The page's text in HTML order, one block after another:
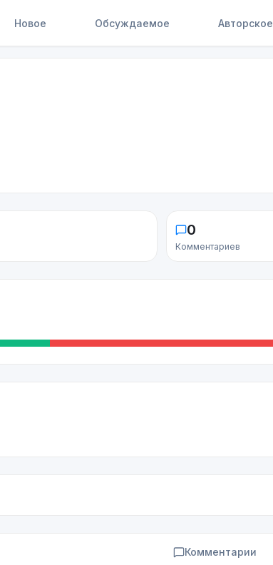
Новое Обсуждаемое Авторское
0
Комментариев
Комментарии